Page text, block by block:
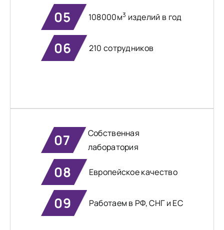
05 108000м3 изделий в год
06 210 сотрудников
07
Собственная
лаборатория
08 Европейское качество
09 Работаем в РФ, СНГ и ЕС